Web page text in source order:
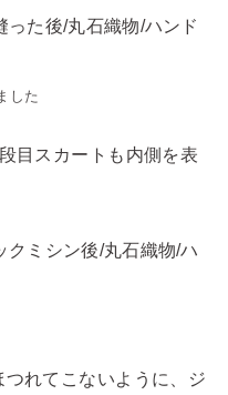
した
目スカートも内側を表
れてこないように、ジ